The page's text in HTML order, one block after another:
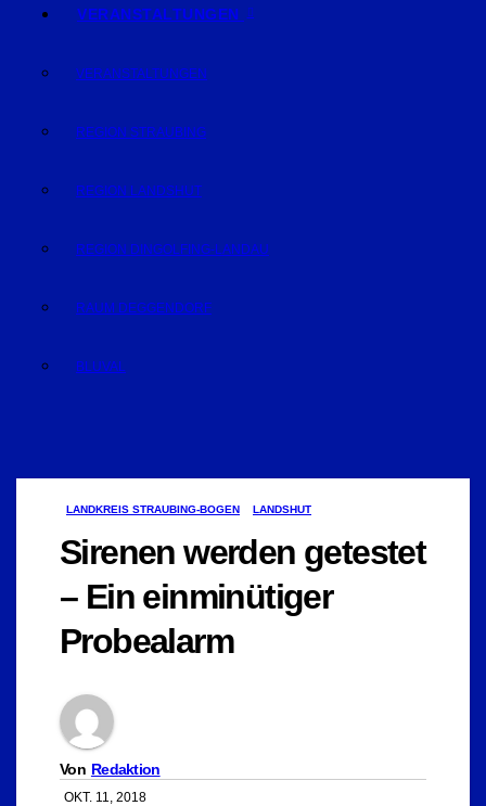
VERANSTALTUNGEN
VERANSTALTUNGEN
REGION STRAUBING
REGION LANDSHUT
REGION DINGOLFING-LANDAU
RAUM DEGGENDORF
BLUVAL
LANDKREIS STRAUBING-BOGEN LANDSHUT
Sirenen werden getestet
– Ein einminütiger
Probealarm
Von Redaktion
OKT. 11, 2018